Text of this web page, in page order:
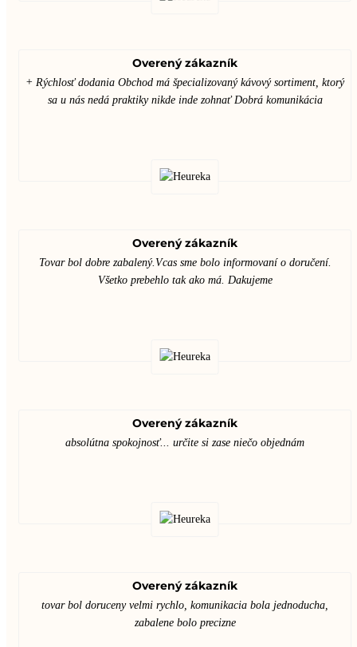
Overený zákazník
+ Rýchlosť dodania Obchod má špecializovaný kávový sortiment, ktorý
sa u nás nedá praktiky nikde inde zohnať Dobrá komunikácia
Overený zákazník
Tovar bol dobre zabalený.Vcas sme bolo informovaní o doručení.
Všetko prebehlo tak ako má. Dakujeme
Overený zákazník
absolútna spokojnosť... určite si zase niečo objednám
Overený zákazník
tovar bol doruceny velmi rychlo, komunikacia bola jednoducha,
zabalene bolo precizne